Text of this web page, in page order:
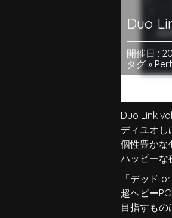
Duo
開催日 :
タグ »
Duo Link
ディユオし
個性豊かな
ハッピーな
「デッド
超ヘビー
目指すもの